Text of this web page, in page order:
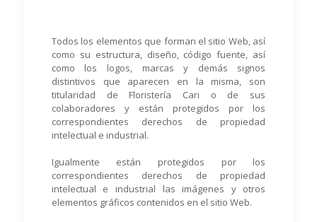
Todos los elementos que forman el sitio Web, así
como su estructura, diseño, código fuente, así
como los logos, marcas y demás signos
distintivos que aparecen en la misma, son
titularidad de Floristería Cari o de sus
colaboradores y están protegidos por los
correspondientes derechos de propiedad
intelectual e industrial.
Igualmente están protegidos por los
correspondientes derechos de propiedad
intelectual e industrial las imágenes y otros
elementos gráficos contenidos en el sitio Web.